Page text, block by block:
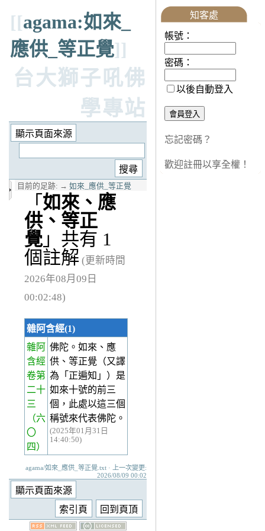
[[agama:如來_
應供_等正覺]]
台大獅子吼佛
學專站
目前的足跡: → 如來_應供_等正覺
「 如來、應
供、等正
覺」共有 1
個註解 (更新時間
2026年08月09日
00:02:48)
雜阿含經(1)
雜阿
含經
卷第
二十
三
（六
〇
四）
佛陀。如來、應
供、等正覺（又譯
為「正遍知」）是
如來十號的前三
個，此處以這三個
稱號來代表佛陀。
(2025年01月31日
14:40:50)
agama/如來_應供_等正覺.txt · 上一次變更:
2026/08/09 00:02
知客處
帳號：
密碼：
以後自動登入
忘記密碼？
歡迎註冊以享全權！